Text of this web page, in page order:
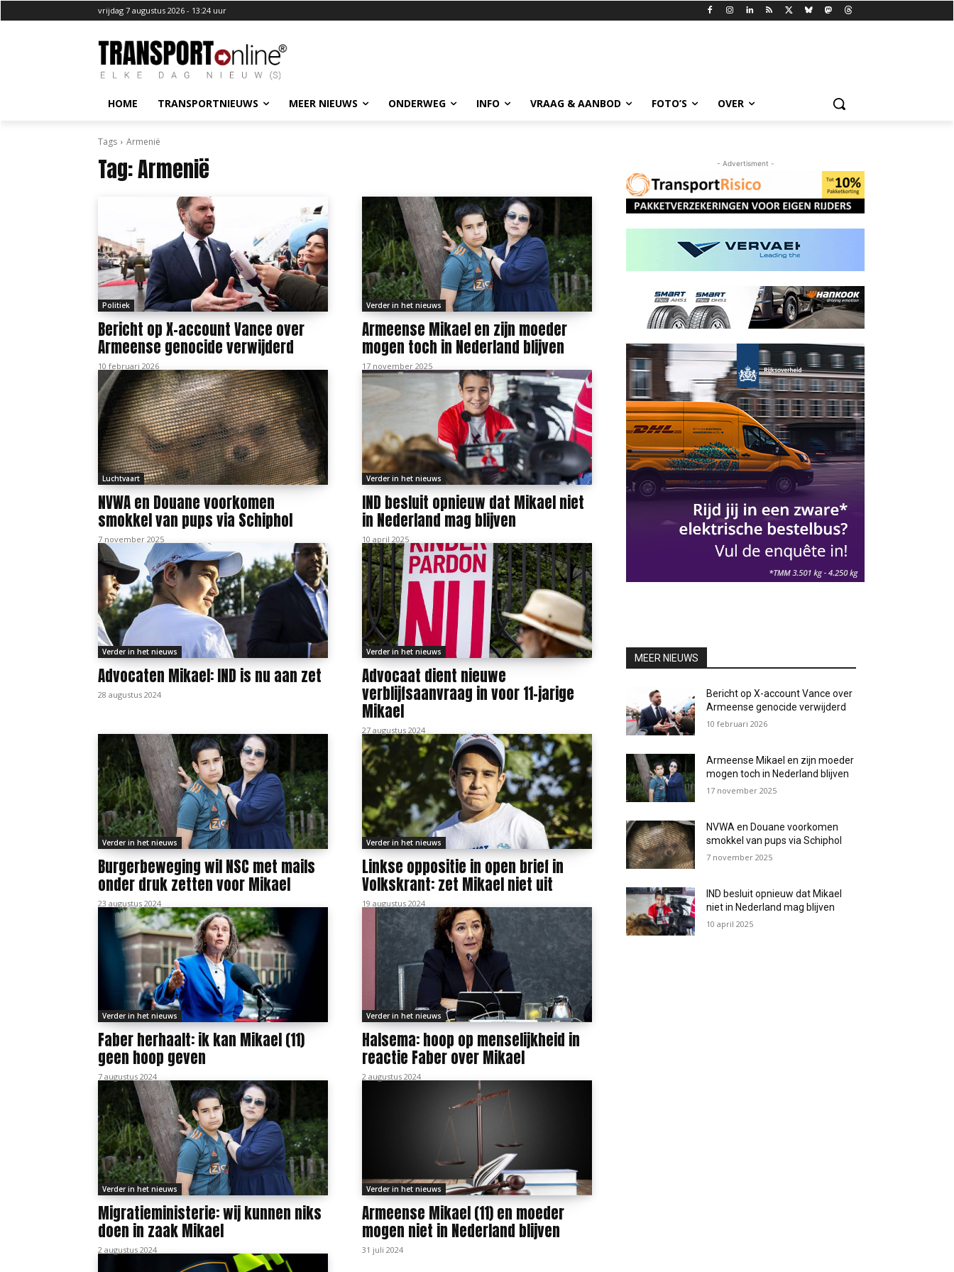
vrijdag 7 augustus 2026 - 13:24 uur
HOME TRANSPORTNIEUWS MEER NIEUWS ONDERWEG INFO VRAAG & AANBOD FOTO’S OVER
Tags Armenië
Tag:Armenië
Politiek
Bericht op X-account Vance over
Armeense genocide verwijderd
10 februari 2026
Verder in het nieuws
Armeense Mikael en zijn moeder
mogen toch in Nederland blijven
17 november 2025
Luchtvaart
NVWA en Douane voorkomen
smokkel van pups via Schiphol
7 november 2025
Verder in het nieuws
IND besluit opnieuw dat Mikael niet
in Nederland mag blijven
10 april 2025
Verder in het nieuws
Advocaten Mikael: IND is nu aan zet
28 augustus 2024
Verder in het nieuws
Advocaat dient nieuwe
verblijfsaanvraag in voor 11-jarige
Mikael
27 augustus 2024
Verder in het nieuws
Burgerbeweging wil NSC met mails
onder druk zetten voor Mikael
23 augustus 2024
Verder in het nieuws
Linkse oppositie in open brief in
Volkskrant: zet Mikael niet uit
19 augustus 2024
Verder in het nieuws
Faber herhaalt: ik kan Mikael (11)
geen hoop geven
7 augustus 2024
Verder in het nieuws
Halsema: hoop op menselijkheid in
reactie Faber over Mikael
2 augustus 2024
Verder in het nieuws
Migratieministerie: wij kunnen niks
doen in zaak Mikael
2 augustus 2024
Verder in het nieuws
Armeense Mikael (11) en moeder
mogen niet in Nederland blijven
31 juli 2024
- Advertisment -
MEER NIEUWS
Bericht op X-account Vance over
Armeense genocide verwijderd
10 februari 2026
Armeense Mikael en zijn moeder
mogen toch in Nederland blijven
17 november 2025
NVWA en Douane voorkomen
smokkel van pups via Schiphol
7 november 2025
IND besluit opnieuw dat Mikael
niet in Nederland mag blijven
10 april 2025